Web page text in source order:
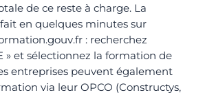
de ce reste à charge. La
en quelques minutes sur
: recherchez
» et sélectionnez la formation de
entreprises peuvent également
via leur OPCO (Constructys,